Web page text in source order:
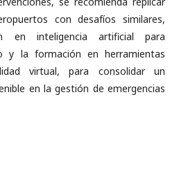
con desafíos similares,
en inteligencia artificial para
y la formación en herramientas
virtual, para consolidar un
en la gestión de emergencias